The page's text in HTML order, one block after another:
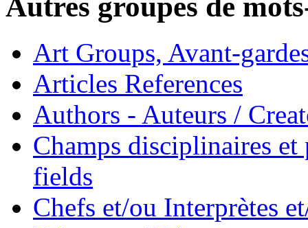
Autres groupes de
Art Groups, Avant-
Articles References
Authors - Auteurs /
Champs disciplinaires
fields
Chefs et/ou Interprètes